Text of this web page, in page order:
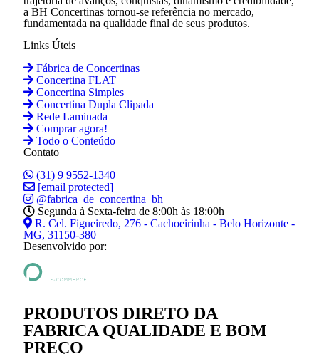
a BH Concertinas tornou-se referência no mercado,
fundamentada na qualidade final de seus produtos.
Links Úteis
Fábrica de Concertinas
Concertina FLAT
Concertina Simples
Concertina Dupla Clipada
Rede Laminada
Comprar agora!
Todo o Conteúdo
Contato
(31) 9 9552-1340
[email protected]
@fabrica_de_concertina_bh
Segunda à Sexta-feira de 8:00h às 18:00h
R. Cel. Figueiredo, 276 - Cachoeirinha - Belo Horizonte -
MG, 31150-380
Desenvolvido por:
PRODUTOS DIRETO DA
FABRICA QUALIDADE E BOM
PREÇO